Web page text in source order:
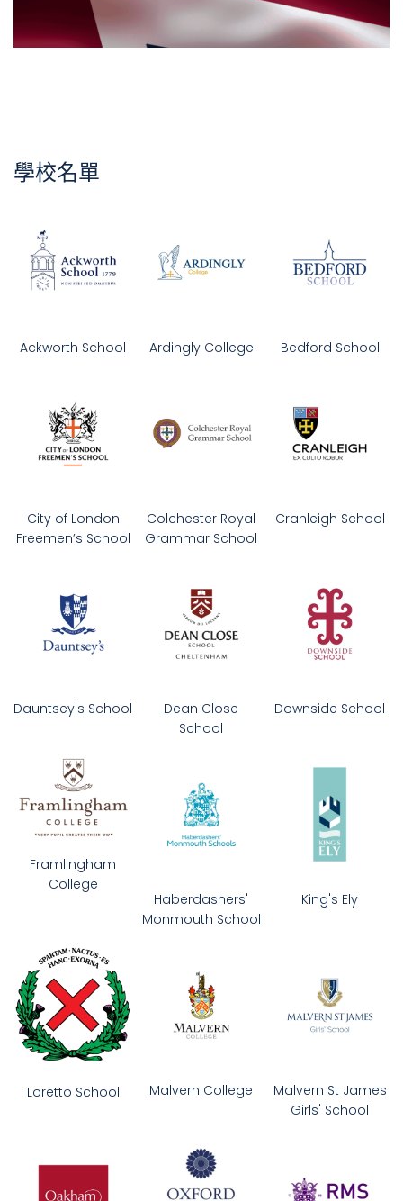
學校名單
Ackworth School Ardingly College Bedford School
City of London
Freemen’s School
Colchester Royal
Grammar School
Cranleigh School
Dauntsey's School
Dean Close
School
Downside School
Framlingham
College
Haberdashers'
Monmouth School
King's Ely
Loretto School Malvern College
Malvern St James
Girls' School